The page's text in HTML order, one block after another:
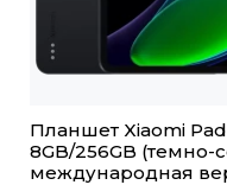
Планшет Xiaomi
8GB/256GB (темно-
международная